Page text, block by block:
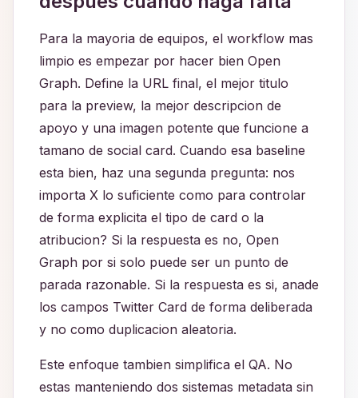
Para la mayoria de equipos, el workflow mas
limpio es empezar por hacer bien Open
Graph. Define la URL final, el mejor titulo
para la preview, la mejor descripcion de
apoyo y una imagen potente que funcione a
tamano de social card. Cuando esa baseline
esta bien, haz una segunda pregunta: nos
importa X lo suficiente como para controlar
de forma explicita el tipo de card o la
atribucion? Si la respuesta es no, Open
Graph por si solo puede ser un punto de
parada razonable. Si la respuesta es si, anade
los campos Twitter Card de forma deliberada
y no como duplicacion aleatoria.
Este enfoque tambien simplifica el QA. No
estas manteniendo dos sistemas metadata sin